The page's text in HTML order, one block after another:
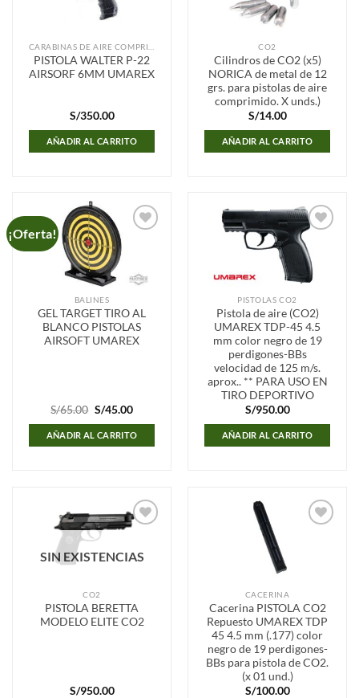
PISTOLA WALTER P-22
AIRSORF 6MM UMAREX
S/350.00
AÑADIR AL CARRITO
CO2
Cilindros de CO2 (x5)
NORICA de metal de 12
grs. para pistolas de aire
comprimido. X unds.)
S/14.00
AÑADIR AL CARRITO
¡Oferta!
deseos
BALINES
GEL TARGET TIRO AL
BLANCO PISTOLAS
AIRSOFT UMAREX
S/65.00 El
original
era:
S/65.00.
S/45.00El
actual
es:
S/45.00.
AÑADIR AL CARRITO
Añadir
a la
lista de
deseos
PISTOLAS CO2
Pistola de aire (CO2)
UMAREX TDP-45 4.5
mm color negro de 19
perdigones-BBs
velocidad de 125 m/s.
aprox.. ** PARA USO EN
TIRO DEPORTIVO
S/950.00
AÑADIR AL CARRITO
lista de
SIN EXISTENCIAS
CO2
PISTOLA BERETTA
MODELO ELITE CO2
S/950.00
CACERINA
Cacerina PISTOLA CO2
Repuesto UMAREX TDP
45 4.5 mm (.177) color
negro de 19 perdigones-
BBs para pistola de CO2.
(x 01 und.)
S/100.00